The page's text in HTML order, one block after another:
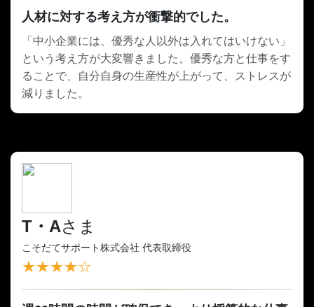
人材に対する考え方が衝撃的でした。
「中小企業には、優秀な人以外は入れてはいけない」
という考え方が大変響きました。優秀な方と仕事をす
ることで、自分自身の生産性が上がって、ストレスが
減りました。
T・Aさま
こそだてサポート株式会社 代表取締役
★★★★☆